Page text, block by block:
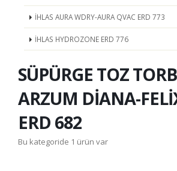
İHLAS AURA WDRY-AURA QVAC ERD 773
İHLAS HYDROZONE ERD 776
SÜPÜRGE TOZ
ARZUM DİANA-
ERD 682
Bu kategoride 1 ürün var